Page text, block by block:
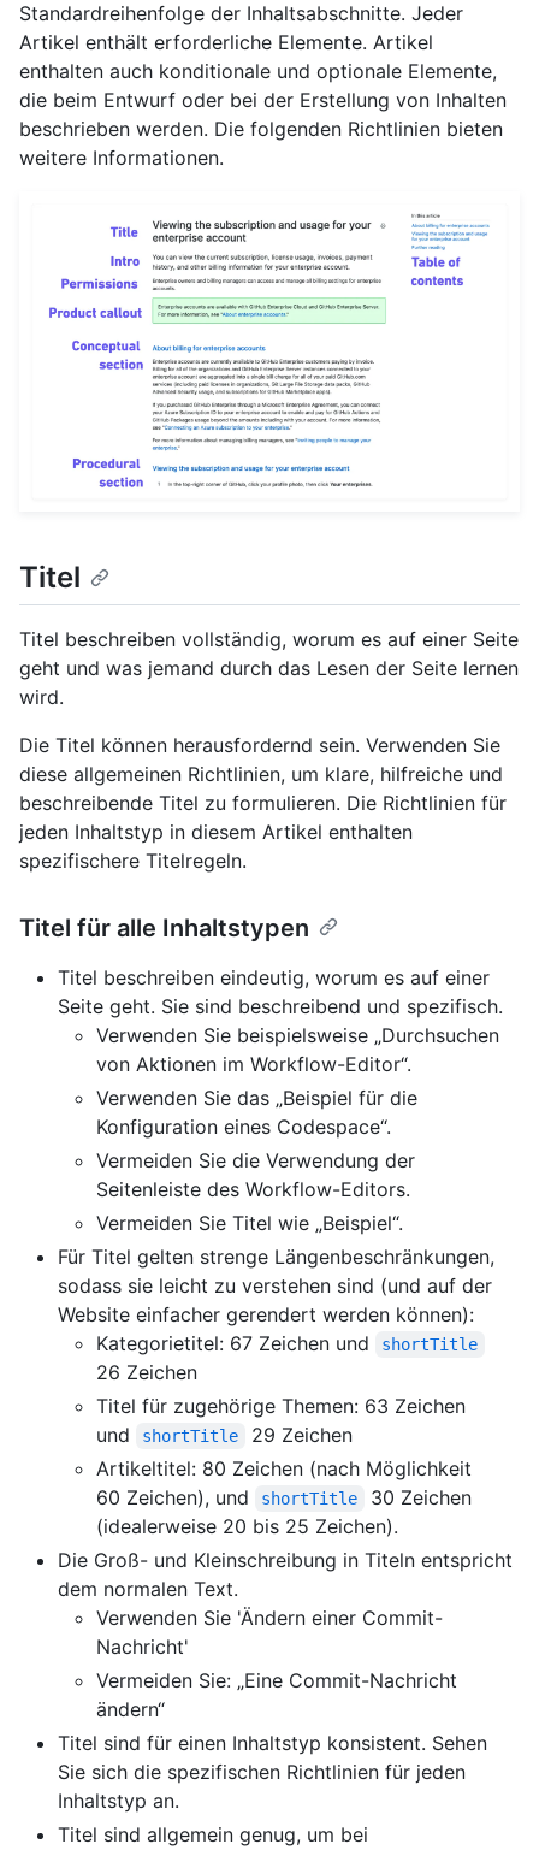
Standardreihenfolge der Inhaltsabschnitte. Jeder
Artikel enthält erforderliche Elemente. Artikel
enthalten auch konditionale und optionale Elemente,
die beim Entwurf oder bei der Erstellung von Inhalten
beschrieben werden. Die folgenden Richtlinien bieten
weitere Informationen.
Titel
Titel beschreiben vollständig, worum es auf einer Seite
geht und was jemand durch das Lesen der Seite lernen
wird.
Die Titel können herausfordernd sein. Verwenden Sie
diese allgemeinen Richtlinien, um klare, hilfreiche und
beschreibende Titel zu formulieren. Die Richtlinien für
jeden Inhaltstyp in diesem Artikel enthalten
spezifischere Titelregeln.
Titel für alle Inhaltstypen
Titel beschreiben eindeutig, worum es auf einer
Seite geht. Sie sind beschreibend und spezifisch.
Verwenden Sie beispielsweise „Durchsuchen
von Aktionen im Workflow-Editor“.
Verwenden Sie das „Beispiel für die
Konfiguration eines Codespace“.
Vermeiden Sie die Verwendung der
Seitenleiste des Workflow-Editors.
Vermeiden Sie Titel wie „Beispiel“.
Für Titel gelten strenge Längenbeschränkungen,
sodass sie leicht zu verstehen sind (und auf der
Website einfacher gerendert werden können):
Kategorietitel: 67 Zeichen und
shortTitle
26 Zeichen
Titel für zugehörige Themen: 63 Zeichen
und
shortTitle
29 Zeichen
Artikeltitel: 80 Zeichen (nach Möglichkeit
60 Zeichen), und
shortTitle
30 Zeichen
(idealerweise 20 bis 25 Zeichen).
Die Groß- und Kleinschreibung in Titeln entspricht
dem normalen Text.
Verwenden Sie 'Ändern einer Commit-
Nachricht'
Vermeiden Sie: „Eine Commit-Nachricht
ändern“
Titel sind für einen Inhaltstyp konsistent. Sehen
Sie sich die spezifischen Richtlinien für jeden
Inhaltstyp an.
Titel sind allgemein genug, um bei